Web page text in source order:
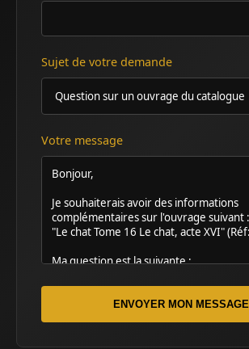
Sujet de votre demande
Votre message
ENVOYER MON MESSAGE